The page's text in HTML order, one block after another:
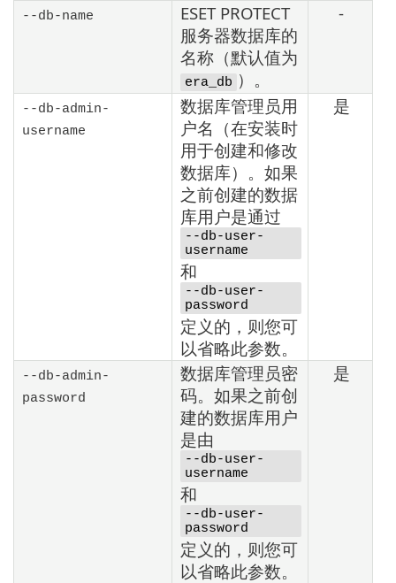
--db-name
ESET PROTECT
服务器数据库的
名称（默认值为
era_db ）。
-
--db-admin-
username
数据库管理员用
户名（在安装时
用于创建和修改
数据库）。如果
之前创建的数据
库用户是通过
--db-user-
username
和
--db-user-
password
定义的，则您可
以省略此参数。
是
--db-admin-
password
数据库管理员密
码。如果之前创
建的数据库用户
是由
--db-user-
username
和
--db-user-
password
定义的，则您可
以省略此参数。
是